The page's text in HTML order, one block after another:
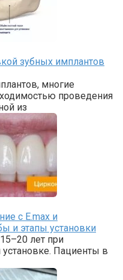
зубных имплантов
многие
проведения
из
с E.max и
и этапы установки
лет при
Пациенты в